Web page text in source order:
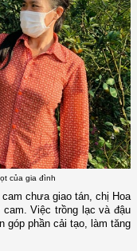
của gia đình
chưa giao tán, chị Hoa
Việc trồng lạc và đậu
góp phần cải tạo, làm tăng